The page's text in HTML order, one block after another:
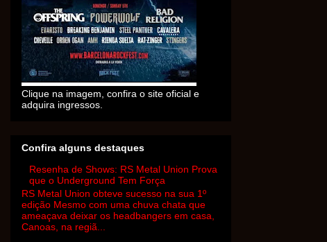
Clique na imagem, confira o site oficial e
adquira ingressos.
Confira alguns destaques
Resenha de Shows: RS Metal Union Prova
que o Underground Tem Força
RS Metal Union obteve sucesso na sua 1º
edição Mesmo com uma chuva chata que
ameaçava deixar os headbangers em casa,
Canoas, na regiã...